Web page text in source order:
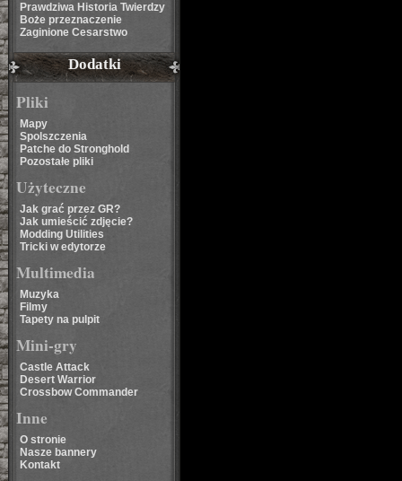
Prawdziwa Historia Twierdzy
Boże przeznaczenie
Zaginione Cesarstwo
Dodatki
Pliki
Mapy
Spolszczenia
Patche do Stronghold
Pozostałe pliki
Użyteczne
Jak grać przez GR?
Jak umieścić zdjęcie?
Modding Utilities
Tricki w edytorze
Multimedia
Muzyka
Filmy
Tapety na pulpit
Mini-gry
Castle Attack
Desert Warrior
Crossbow Commander
Inne
O stronie
Nasze bannery
Kontakt